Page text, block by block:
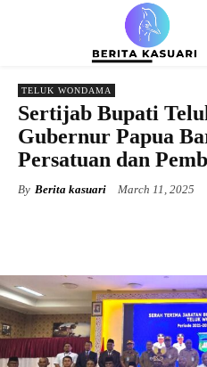
TELUK WONDAMA
Sertijab Bupati
Gubernur Papua
Persatuan dan
By Berita kasuari March 11, 2025